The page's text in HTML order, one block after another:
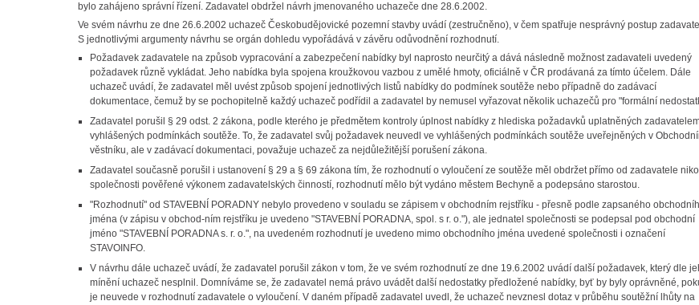
bylo zahájeno správní řízení. Zadavatel obdržel návrh jmenovaného uchazeče dne 28.6.2002.
Ve svém návrhu ze dne 26.6.2002 uchazeč Českobudějovické pozemní stavby uvádí (zestručněno), v čem spatřuje nesprávný postup
S jednotlivými argumenty návrhu se orgán dohledu vypořádává v závěru odůvodnění rozhodnutí.
Požadavek zadavatele na způsob vypracování a zabezpečení nabídky byl naprosto neurčitý a dává následně možnost zadavateli uvedený
požadavek různě vykládat. Jeho nabídka byla spojena kroužkovou vazbou z umělé hmoty, oficiálně v ČR prodávaná za tímto účelem. Dále
uchazeč uvádí, že zadavatel měl uvést způsob spojení jednotlivých listů nabídky do podmínek soutěže nebo případně do zadávací
dokumentace, čemuž by se pochopitelně každý uchazeč podřídil a zadavatel by nemusel vyřazovat několik uchazečů pro "formální
Zadavatel porušil § 29 odst. 2 zákona, podle kterého je předmětem kontroly úplnost nabídky z hlediska požadavků uplatněných
vyhlášených podmínkách soutěže. To, že zadavatel svůj požadavek neuvedl ve vyhlášených podmínkách soutěže uveřejněných v
věstníku, ale v zadávací dokumentaci, považuje uchazeč za nejdůležitější porušení zákona.
Zadavatel současně porušil i ustanovení § 29 a § 69 zákona tím, že rozhodnutí o vyloučení ze soutěže měl obdržet přímo od zadavatele
společnosti pověřené výkonem zadavatelských činností, rozhodnutí mělo být vydáno městem Bechyně a podepsáno starostou.
"Rozhodnutí" od STAVEBNÍ PORADNY nebylo provedeno v souladu se zápisem v obchodním rejstříku - přesně podle zapsaného
jména (v zápisu v obchod-ním rejstříku je uvedeno "STAVEBNÍ PORADNA, spol. s r. o."), ale jednatel společnosti se podepsal pod obchodní
jméno "STAVEBNÍ PORADNA s. r. o.", na uvedeném rozhodnutí je uvedeno mimo obchodního jména uvedené společnosti i označení
STAVOINFO.
V návrhu dále uchazeč uvádí, že zadavatel porušil zákon v tom, že ve svém rozhodnutí ze dne 19.6.2002 uvádí další požadavek, který dle
mínění uchazeč nesplnil. Domníváme se, že zadavatel nemá právo uvádět další nedostatky předložené nabídky, byť by byly oprávněné,
je neuvede v rozhodnutí zadavatele o vyloučení. V daném případě zadavatel uvedl, že uchazeč nevznesl dotaz v průběhu soutěžní lhůty na